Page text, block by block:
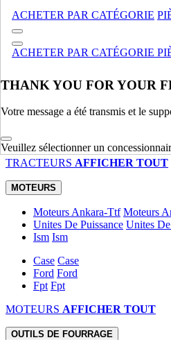
ACHETER PAR CATÉGORIE
ACHETER PAR CATÉGORIE
THANK YOU FOR YOUR
Votre message a été transmis et le
Veuillez sélectionner un
TRACTEURS
Utility Utility
Compact Compact
Patrimoine Patrimoine
Specialise Specialise
TRACTEURS AFFICHER TOUT
MOTEURS
Moteurs Ankara-Ttf Moteurs
Unites De Puissance Unites
Ism Ism
Case Case
Ford Ford
Fpt Fpt
MOTEURS AFFICHER TOUT
OUTILS DE FOURRAGE